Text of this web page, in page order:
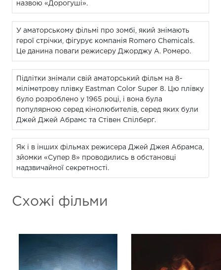
назвою «Дорогуші».
У аматорському фільмі про зомбі, який знімають
герої стрічки, фігурує компанія Romero Chemicals.
Це данина поваги режисеру Джорджу А. Ромеро.
Підлітки знімали свій аматорський фільм на 8-
міліметрову плівку Eastman Color Super 8. Цю плівку
було розроблено у 1965 році, і вона була
популярною серед кінолюбителів, серед яких були
Джей Джей Абрамс та Стівен Спілберг.
Як і в інших фільмах режисера Джей Джея Абрамса,
зйомки «Супер 8» проводились в обстановці
надзвичайної секретності.
Схожі фільми